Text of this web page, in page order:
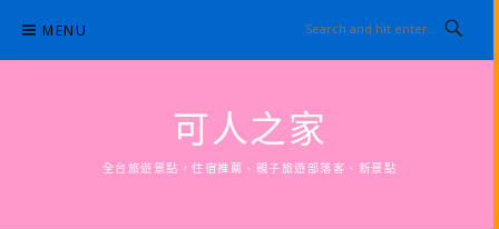
content
MENU
可人之家
全台旅遊景點，住宿推薦、親子旅遊部落客、新景點